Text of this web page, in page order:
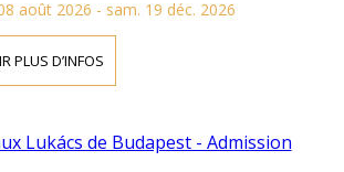
août 2026 - sam. 19 déc. 2026
PLUS D’INFOS